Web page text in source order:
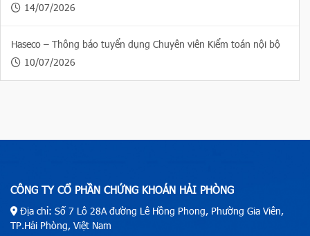
14/07/2026
Haseco – Thông báo tuyển dụng Chuyên viên Kiểm toán nội bộ
10/07/2026
CÔNG TY CỔ PHẦN CHỨNG KHOÁN HẢI PHÒNG
Địa chỉ: Số 7 Lô 28A đường Lê Hồng Phong, Phường Gia Viên,
TP.Hải Phòng, Việt Nam